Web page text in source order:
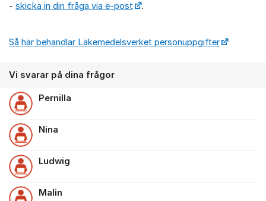
- skicka in din fråga via e-post .
Så här behandlar Läkemedelsverket personuppgifter
Vi svarar på dina frågor
Pernilla
Nina
Ludwig
Malin